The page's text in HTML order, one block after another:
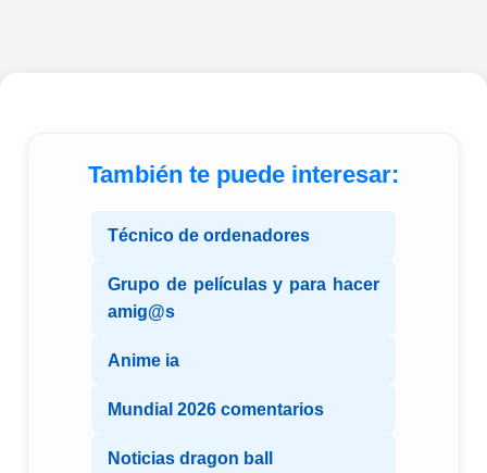
También te puede interesar:
Técnico de ordenadores
Grupo de películas y para hacer
amig@s
Anime ia
Mundial 2026 comentarios
Noticias dragon ball